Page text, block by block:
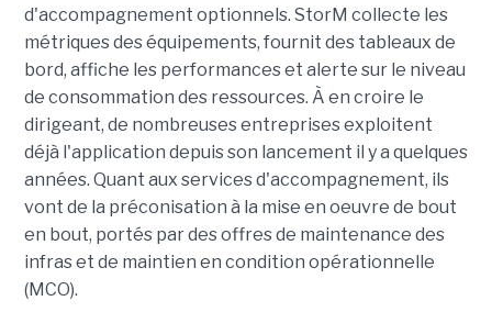
d'accompagnement optionnels. StorM collecte les
métriques des équipements, fournit des tableaux de
bord, affiche les performances et alerte sur le niveau
de consommation des ressources. À en croire le
dirigeant, de nombreuses entreprises exploitent
déjà l'application depuis son lancement il y a quelques
années. Quant aux services d'accompagnement, ils
vont de la préconisation à la mise en oeuvre de bout
en bout, portés par des offres de maintenance des
infras et de maintien en condition opérationnelle
(MCO).